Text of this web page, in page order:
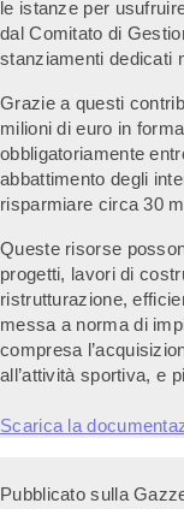
le istanze per
dal Comitato di
stanziamenti dedicati
Grazie a questi
milioni di euro in
obbligatoriamente
abbattimento degli
risparmiare circa 30
Queste risorse
progetti, lavori di
ristrutturazione,
messa a norma di
compresa
all’attività sportiva, e
Scarica la
Pubblicato sulla